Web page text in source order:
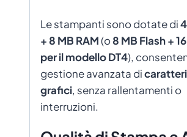
Le stampanti sono dotate di
+ 8 MB RAM(o8 MB Flash +
per il modello DT4),
gestione avanzata di
grafici, senza rallentamenti o
interruzioni.